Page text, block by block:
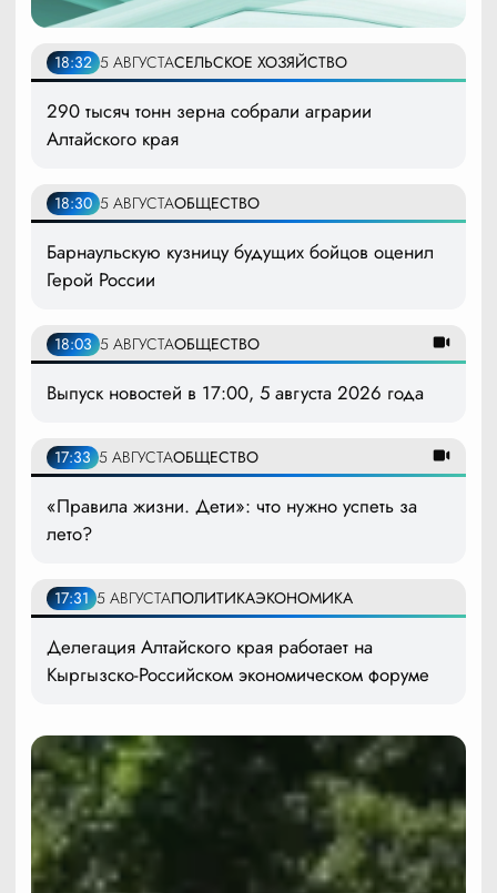
18:32 5 АВГУСТАСЕЛЬСКОЕ ХОЗЯЙСТВО
290 тысяч тонн зерна собрали аграрии
Алтайского края
18:30 5 АВГУСТАОБЩЕСТВО
Барнаульскую кузницу будущих бойцов оценил
Герой России
18:03 5 АВГУСТАОБЩЕСТВО
Выпуск новостей в 17:00, 5 августа 2026 года
17:33 5 АВГУСТАОБЩЕСТВО
«Правила жизни. Дети»: что нужно успеть за
лето?
17:31 5 АВГУСТАПОЛИТИКАЭКОНОМИКА
Делегация Алтайского края работает на
Кыргызско-Российском экономическом форуме